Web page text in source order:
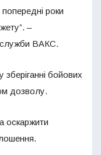
роки
–
служби ВАКС.
бойових
дозволу.
оскаржити